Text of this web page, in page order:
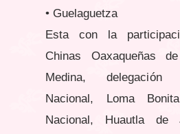
• Guelaguetza
Esta con la
Chinas Oaxaqueñas
Medina,
Nacional, Loma
Nacional, Huautla de